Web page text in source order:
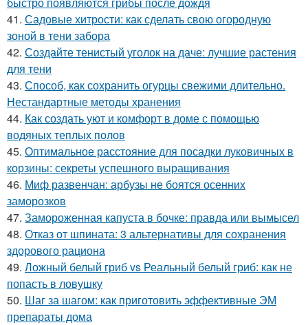
41. Садовые хитрости: как сделать свою огородную
зоной в тени забора
42. Создайте тенистый уголок на даче: лучшие растения
для тени
43. Способ, как сохранить огурцы свежими длительно.
Нестандартные методы хранения
44. Как создать уют и комфорт в доме с помощью
водяных теплых полов
45. Оптимальное расстояние для посадки луковичных в
корзины: секреты успешного выращивания
46. Миф развенчан: арбузы не боятся осенних
заморозков
47. Замороженная капуста в бочке: правда или вымысел
48. Отказ от шпината: 3 альтернативы для сохранения
здорового рациона
49. Ложный белый гриб vs Реальный белый гриб: как не
попасть в ловушку
50. Шаг за шагом: как приготовить эффективные ЭМ
препараты дома